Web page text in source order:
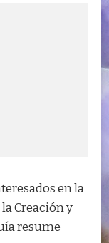
en la
Creación y
resume